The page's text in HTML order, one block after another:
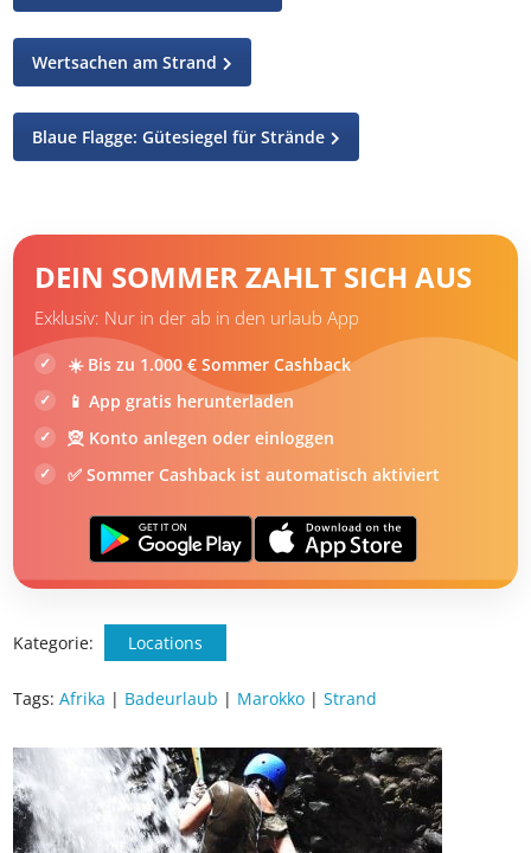
Wertsachen am Strand
Blaue Flagge: Gütesiegel für Strände
DEIN SOMMER ZAHLT SICH AUS
Exklusiv: Nur in der ab in den urlaub App
☀️ Bis zu 1.000 € Sommer Cashback
📱 App gratis herunterladen
🧝 Konto anlegen oder einloggen
✅ Sommer Cashback ist automatisch aktiviert
Kategorie: Locations
Tags:Afrika | Badeurlaub | Marokko |Strand